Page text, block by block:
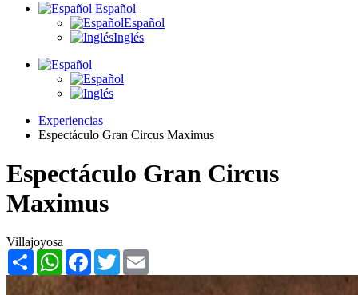
Español
Español
Inglés
Experiencias
Espectáculo Gran Circus Maximus
Espectáculo Gran Circus
Maximus
Villajoyosa
Share WhatsAppFacebook
Twitter